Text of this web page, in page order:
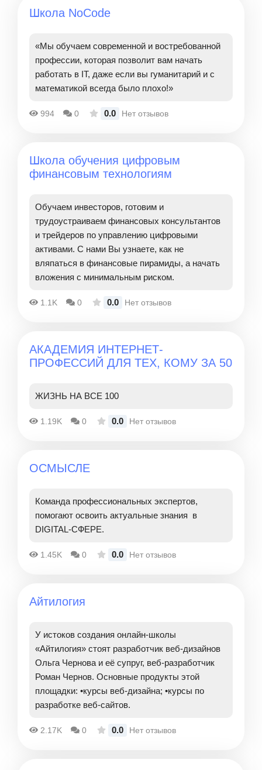
Школа NoCode
«Мы обучаем современной и востребованной
профессии, которая позволит вам начать
работать в IT, даже если вы гуманитарий и с
математикой всегда было плохо!»
994 0 0.0 Нет отзывов
Школа обучения цифровым
финансовым технологиям
Обучаем инвесторов, готовим и
трудоустраиваем финансовых консультантов
и трейдеров по управлению цифровыми
активами. С нами Вы узнаете, как не
вляпаться в финансовые пирамиды, а начать
вложения с минимальным риском.
1.1K 0 0.0 Нет отзывов
АКАДЕМИЯ ИНТЕРНЕТ-
ПРОФЕССИЙ ДЛЯ ТЕХ, КОМУ ЗА 50
ЖИЗНЬ НА ВСЕ 100
1.19K 0 0.0 Нет отзывов
ОСМЫСЛЕ
Команда профессиональных экспертов,
помогают освоить актуальные знания в
DIGITAL-СФЕРЕ.
1.45K 0 0.0 Нет отзывов
Айтилогия
У истоков создания онлайн-школы
«Айтилогия» стоят разработчик веб-дизайнов
Ольга Чернова и её супруг, веб-разработчик
Роман Чернов. Основные продукты этой
площадки: •курсы веб-дизайна; •курсы по
разработке веб-сайтов.
2.17K 0 0.0 Нет отзывов